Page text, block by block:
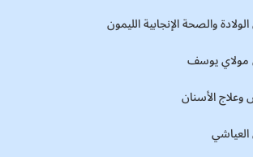
والصحة الإنجابية الليمون
يوسف
الأسنان